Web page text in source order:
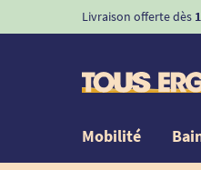
Livraison offerte dès
Mobilité